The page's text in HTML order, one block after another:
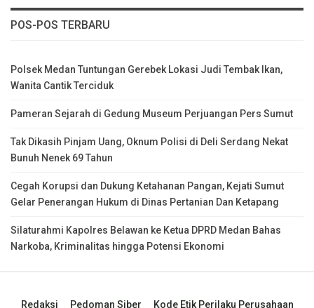
POS-POS TERBARU
Polsek Medan Tuntungan Gerebek Lokasi Judi Tembak Ikan,
Wanita Cantik Terciduk
Pameran Sejarah di Gedung Museum Perjuangan Pers Sumut
Tak Dikasih Pinjam Uang, Oknum Polisi di Deli Serdang Nekat
Bunuh Nenek 69 Tahun
Cegah Korupsi dan Dukung Ketahanan Pangan, Kejati Sumut
Gelar Penerangan Hukum di Dinas Pertanian Dan Ketapang
Silaturahmi Kapolres Belawan ke Ketua DPRD Medan Bahas
Narkoba, Kriminalitas hingga Potensi Ekonomi
Redaksi Pedoman Siber Kode Etik Perilaku Perusahaan